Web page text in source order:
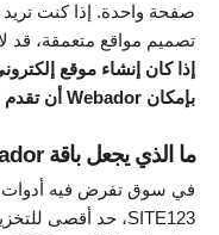
صفحة واحدة. إذا كنت تريد
تصميم مواقع متعمقة، قد
إذا كان إنشاء موقع
بإمكان Webador أن تقدم لك ذلك
ما الذي يجعل باقة Webador المجانية فريدة ومميزة؟